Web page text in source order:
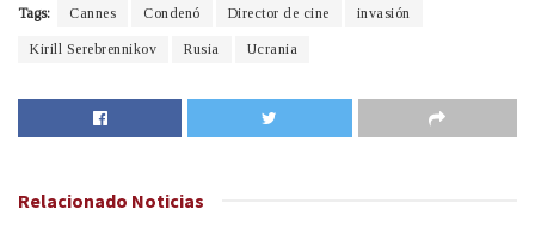
Tags: Cannes Condenó Director de cine invasión
Kirill Serebrennikov Rusia Ucrania
Relacionado Noticias